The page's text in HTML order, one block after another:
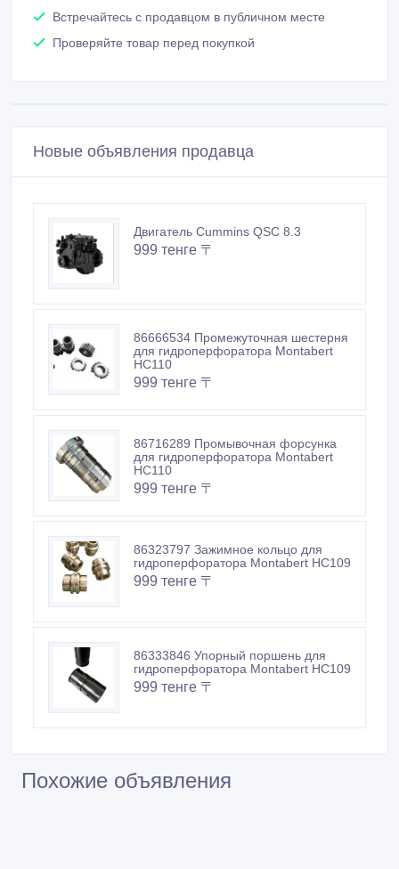
Встречайтесь с продавцом в публичном месте
Проверяйте товар перед покупкой
Новые объявления продавца
Двигатель Cummins QSC 8.3
999 тенге 〒
86666534 Промежуточная шестерня
для гидроперфоратора Montabert
HC110
999 тенге 〒
86716289 Промывочная форсунка
для гидроперфоратора Montabert
HC110
999 тенге 〒
86323797 Зажимное кольцо для
гидроперфоратора Montabert HC109
999 тенге 〒
86333846 Упорный поршень для
гидроперфоратора Montabert HC109
999 тенге 〒
Похожие объявления